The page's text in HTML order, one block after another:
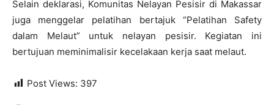
Selain deklarasi, Komunitas Nelayan Pesisir di Makassar
juga menggelar pelatihan bertajuk “Pelatihan Safety
dalam Melaut” untuk nelayan pesisir. Kegiatan ini
bertujuan meminimalisir kecelakaan kerja saat melaut.
Post Views: 397